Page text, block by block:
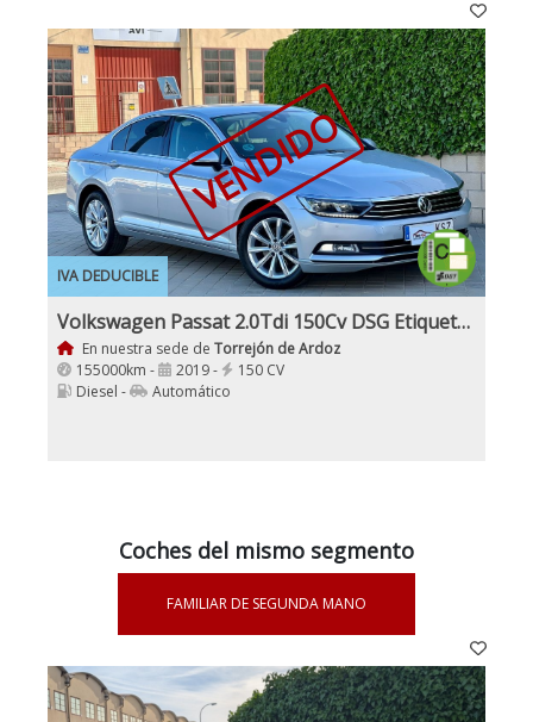
IVA DEDUCIBLE
VENDIDO
Volkswagen Passat 2.0Tdi 150Cv DSG Etiqueta C
En nuestra sede de Torrejón de Ardoz
155000km -
2019 -
150 CV
Diesel -
Automático
Coches del mismo segmento
FAMILIAR DE SEGUNDA MANO